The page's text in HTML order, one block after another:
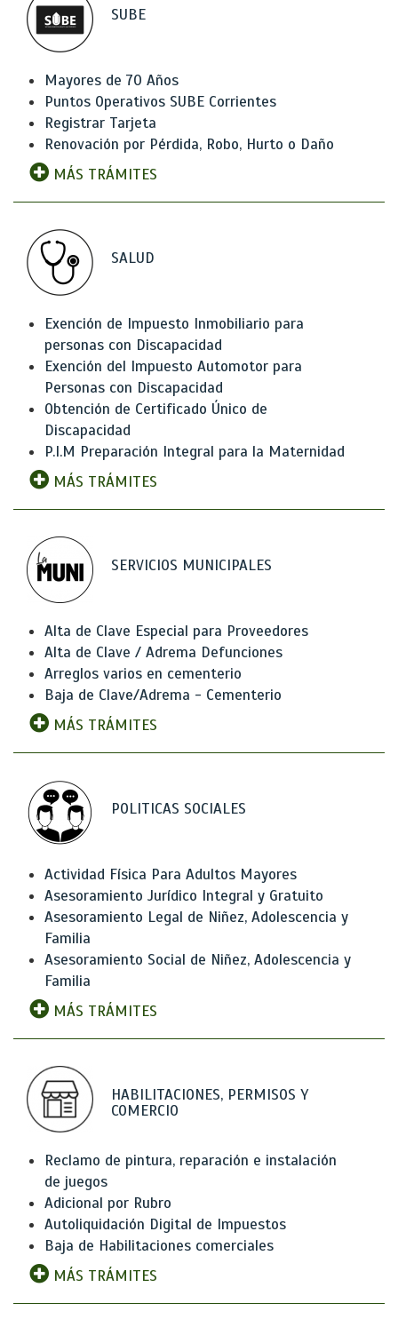
SUBE
Mayores de 70 Años
Puntos Operativos SUBE Corrientes
Registrar Tarjeta
Renovación por Pérdida, Robo, Hurto o Daño
MÁS TRÁMITES
SALUD
Exención de Impuesto Inmobiliario para
personas con Discapacidad
Exención del Impuesto Automotor para
Personas con Discapacidad
Obtención de Certificado Único de
Discapacidad
P.I.M Preparación Integral para la Maternidad
MÁS TRÁMITES
SERVICIOS MUNICIPALES
Alta de Clave Especial para Proveedores
Alta de Clave / Adrema Defunciones
Arreglos varios en cementerio
Baja de Clave/Adrema - Cementerio
MÁS TRÁMITES
POLITICAS SOCIALES
Actividad Física Para Adultos Mayores
Asesoramiento Jurídico Integral y Gratuito
Asesoramiento Legal de Niñez, Adolescencia y
Familia
Asesoramiento Social de Niñez, Adolescencia y
Familia
MÁS TRÁMITES
HABILITACIONES, PERMISOS Y
COMERCIO
Reclamo de pintura, reparación e instalación
de juegos
Adicional por Rubro
Autoliquidación Digital de Impuestos
Baja de Habilitaciones comerciales
MÁS TRÁMITES